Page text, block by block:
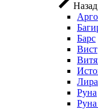
Назад
Арго
Барс
Вист
Лира
Руна